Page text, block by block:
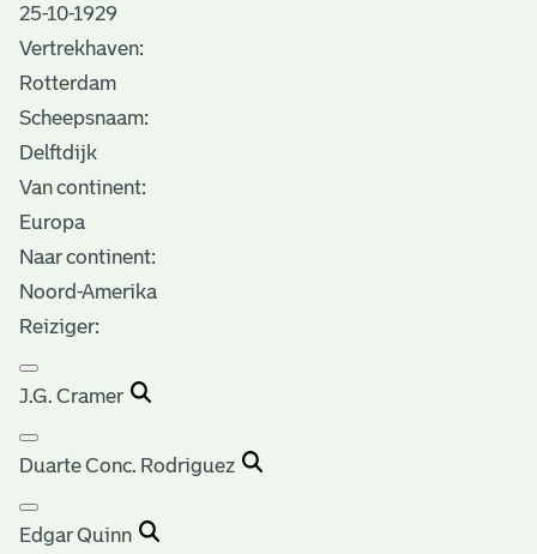
25-10-1929
Vertrekhaven:
Rotterdam
Scheepsnaam:
Delftdijk
Van continent:
Europa
Naar continent:
Noord-Amerika
Reiziger:
J.G. Cramer
Duarte Conc. Rodriguez
Edgar Quinn